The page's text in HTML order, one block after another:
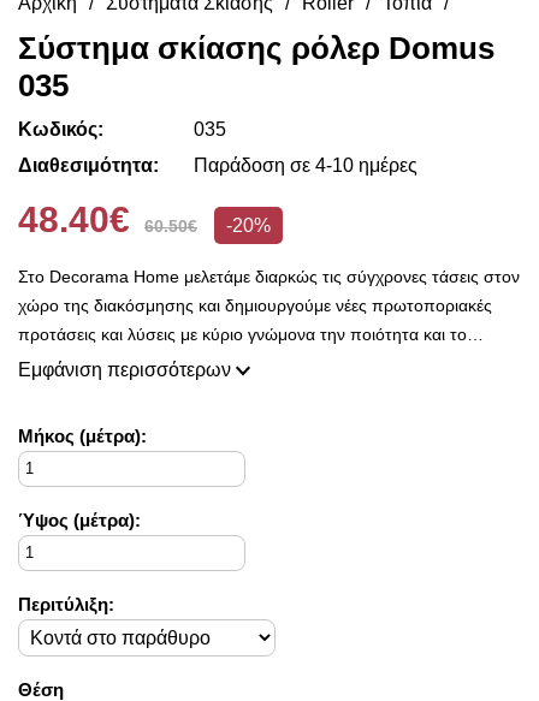
Σύστημα σκίασης ρόλερ Domus
035
Κωδικός:
035
Διαθεσιμότητα:
Παράδοση σε 4-10 ημέρες
48.40€ 60.50€ -20%
Στο Decorama Home μελετάμε διαρκώς τις σύγχρονες τάσεις στον
χώρο της διακόσμησης και δημιουργούμε νέες πρωτοποριακές
προτάσεις και λύσεις με κύριο γνώμονα την ποιότητα και το
ασύγκριτο design, προκειμένου να είμαστε πάντοτε σε θέση να
φρέσκες ιδέες διακόσμησης, που ικανοποιούν ακόμη και τους πιο
απαιτητικούς!
ασύγκριτο στυλ στο προσωπικό σας χώρο και να τον αναδείξουμε
με τον πιο όμορφο τρόπο!
Εμφάνιση περισσότερων
Mήκος (μέτρα):
Ύψος (μέτρα):
Περιτύλιξη:
Θέση